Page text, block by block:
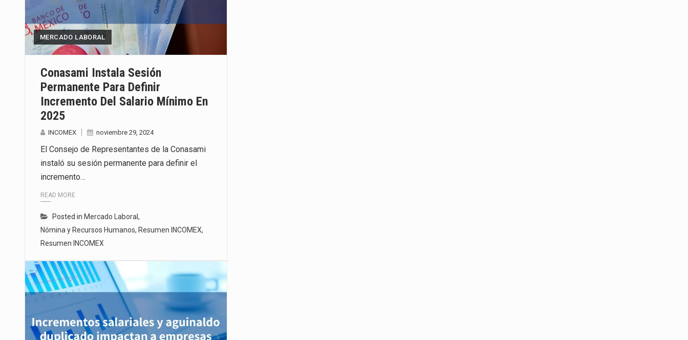
La inversión fija bruta en México registró un aumento de 1.1% interanual en mayo de…
El gobierno de Estados Unidos anunciará un arancel del 15 % sobre los productos fabricados…
MERCADO LABORAL
Conasami Instala Sesión
Permanente Para Definir
Incremento Del Salario Mínimo En
2025
INCOMEX noviembre 29, 2024
El Consejo de Representantes de la Conasami
instaló su sesión permanente para definir el
incremento…
READ MORE
Posted in Mercado Laboral ,
Nómina y Recursos Humanos, Resumen INCOMEX,
Resumen INCOMEX